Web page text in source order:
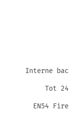
Interne
Tot
EN54